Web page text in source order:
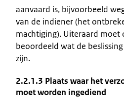
aanvaard is, bijvoorbeeld
van de indiener (het
machtiging). Uiteraard
beoordeeld wat de
zijn.
2.2.1.3 Plaats waar het
moet worden ingediend